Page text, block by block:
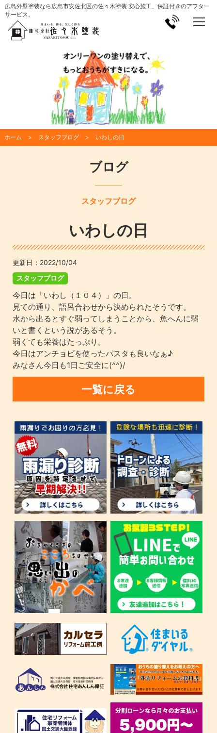
広島外壁塗装なら広島市安佐北区の佐々木塗装 安心施工、保証付きのアフター
サービス。
ホーム スタッフブログ いわしの日
ブログ
スタッフブログ
いわしの日
更新日： 2022/10/04
スタッフブログ
今日は「いわし（１０４）」の日。
見ての通り、語呂合わせから決められたそうです。
水から出るとすぐ弱ってしまうことから、魚へんに弱
いと書くという説があるそう。
弱くても栄養はたっぷり。
今日はアンチョビを使ったパスタも良いなぁ♪
みなさん今日も1日ご安全に(^^)/
一覧に戻る